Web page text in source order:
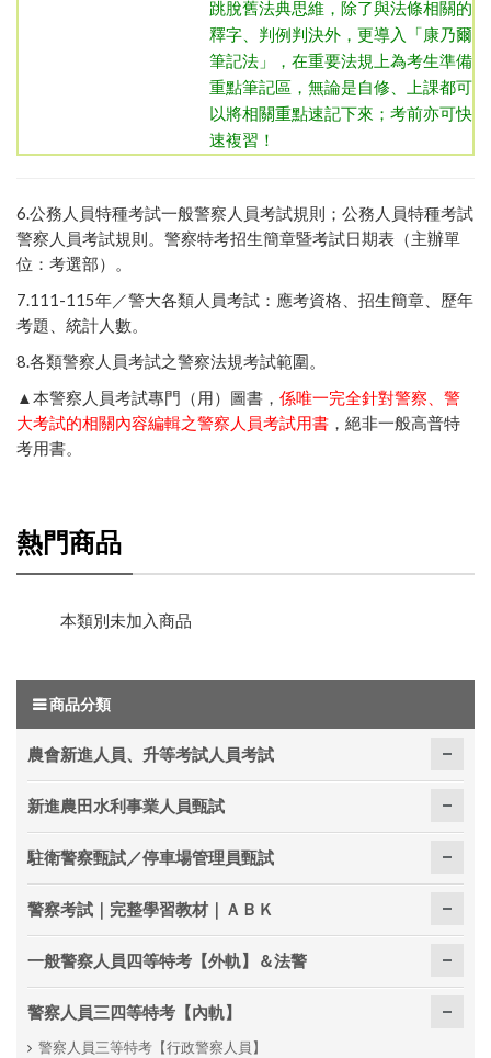
跳脫舊法典思維，除了與法條相關的
釋字、判例判決外，更導入「康乃爾
筆記法」，在重要法規上為考生準備
重點筆記區，無論是自修、上課都可
以將相關重點速記下來；考前亦可快
速複習！
6.公務人員特種考試一般警察人員考試規則 ； 公務人員特種考試
警察人員考試規則 。 警察特考招生簡章暨考試日期表（主辦單
位：考選部）
。
7.111-115年／警大各類人員考試：應考資格、招生簡章、歷年
考題、統計人數。
8.各類警察人員考試之警察法規考試範圍。
▲本警察人員考試專門（用）圖書， 係唯一完全針對警察、警
大考試的相關內容編輯之警察人員考試用書 ，絕非一般高普特
考用書。
熱門商品
本類別未加入商品
商品分類
農會新進人員、升等考試人員考試
新進農田水利事業人員甄試
駐衛警察甄試／停車場管理員甄試
警察考試｜完整學習教材｜ＡＢＫ
一般警察人員四等特考【外軌】＆法警
警察人員三四等特考【內軌】
警察人員三等特考【行政警察人員】